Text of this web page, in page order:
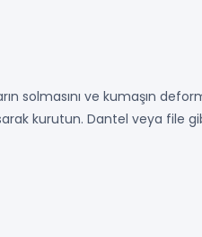
solmasını ve kumaşın
kurutun. Dantel veya file